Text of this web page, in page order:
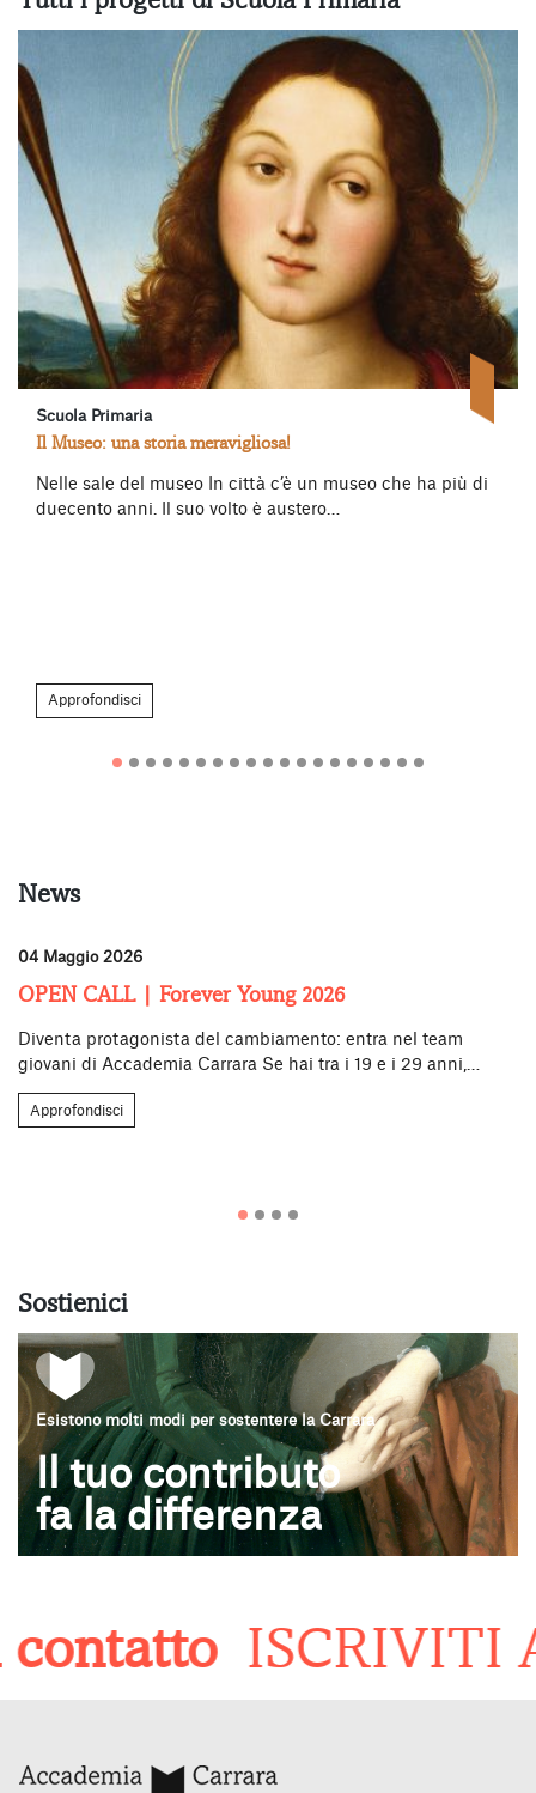
Scuola Primaria
Il Museo: una storia meravigliosa!
Nelle sale del museo In città c’è un museo che ha più di
duecento anni. Il suo volto è austero…
Approfondisci
News
04 Maggio 2026
OPEN CALL | Forever Young 2026
Diventa protagonista del cambiamento: entra nel team
giovani di Accademia Carrara Se hai tra i 19 e i 29 anni,…
Approfondisci
Sostienici
Esistono molti modi per sostentere la Carrara
Il tuo contributo
fa la differenza
ISCRIVITI